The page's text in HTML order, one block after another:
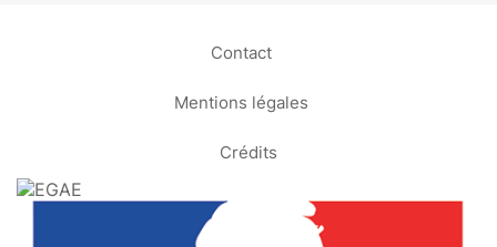
Contact
Mentions légales
Crédits